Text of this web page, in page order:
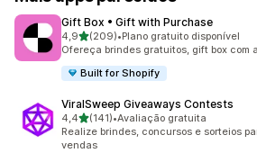
Gift Box • Gift with Purchase
4,9de 5 estrelas
(209)
209 avaliações ao todo
•Plano gratuito disponível
Ofereça brindes gratuitos, gift box com
Built for Shopify
ViralSweep Giveaways Contests
4,4de 5 estrelas
(141)
141 avaliações ao todo
•Avaliação gratuita
Realize brindes, concursos e sorteios
vendas